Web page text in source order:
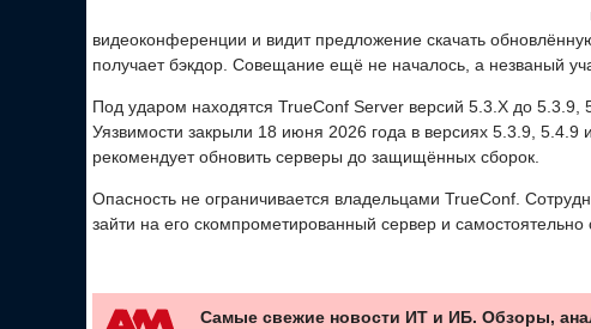
видеоконференции и видит предложение скачать
получает бэкдор. Совещание ещё не началось, а незваный
Под ударом находятся TrueConf Server версий 5.3.X до
Уязвимости закрыли 18 июня 2026 года в версиях 5.3.9, 5.4.9
рекомендует обновить серверы до защищённых сборок.
Опасность не ограничивается владельцами TrueConf.
зайти на его скомпрометированный сервер и самостоятельно
Самые свежие новости ИТ и ИБ. Обзоры,